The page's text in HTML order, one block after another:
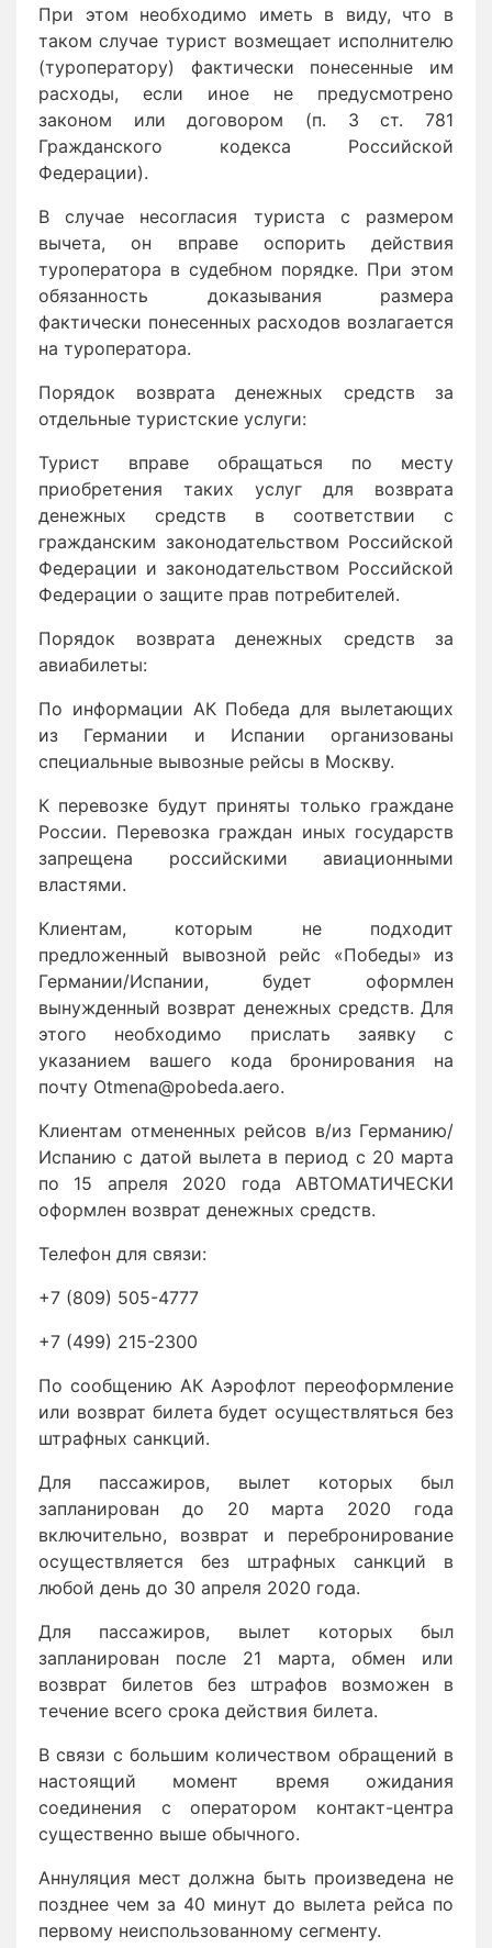
При этом необходимо иметь в виду, что в
таком случае турист возмещает исполнителю
(туроператору) фактически понесенные им
расходы, если иное не предусмотрено
законом или договором (п. 3 ст. 781
Гражданского кодекса Российской
Федерации).
В случае несогласия туриста с размером
вычета, он вправе оспорить действия
туроператора в судебном порядке. При этом
обязанность доказывания размера
фактически понесенных расходов возлагается
на туроператора.
Порядок возврата денежных средств за
отдельные туристские услуги:
Турист вправе обращаться по месту
приобретения таких услуг для возврата
денежных средств в соответствии с
гражданским законодательством Российской
Федерации и законодательством Российской
Федерации о защите прав потребителей.
Порядок возврата денежных средств за
авиабилеты:
По информации АК Победа для вылетающих
из Германии и Испании организованы
специальные вывозные рейсы в Москву.
К перевозке будут приняты только граждане
России. Перевозка граждан иных государств
запрещена российскими авиационными
властями.
Клиентам, которым не подходит
предложенный вывозной рейс «Победы» из
Германии/Испании, будет оформлен
вынужденный возврат денежных средств. Для
этого необходимо прислать заявку с
указанием вашего кода бронирования на
почту Otmena@pobeda.aero.
Клиентам отмененных рейсов в/из Германию/
Испанию с датой вылета в период с 20 марта
по 15 апреля 2020 года АВТОМАТИЧЕСКИ
оформлен возврат денежных средств.
Телефон для связи:
+7 (809) 505-4777
+7 (499) 215-2300
По сообщению АК Аэрофлот переоформление
или возврат билета будет осуществляться без
штрафных санкций.
Для пассажиров, вылет которых был
запланирован до 20 марта 2020 года
включительно, возврат и перебронирование
осуществляется без штрафных санкций в
любой день до 30 апреля 2020 года.
Для пассажиров, вылет которых был
запланирован после 21 марта, обмен или
возврат билетов без штрафов возможен в
течение всего срока действия билета.
В связи с большим количеством обращений в
настоящий момент время ожидания
соединения с оператором контакт-центра
существенно выше обычного.
Аннуляция мест должна быть произведена не
позднее чем за 40 минут до вылета рейса по
первому неиспользованному сегменту.